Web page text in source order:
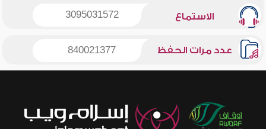
الاستماع 3095031572
عدد مرات الحفظ 840021377